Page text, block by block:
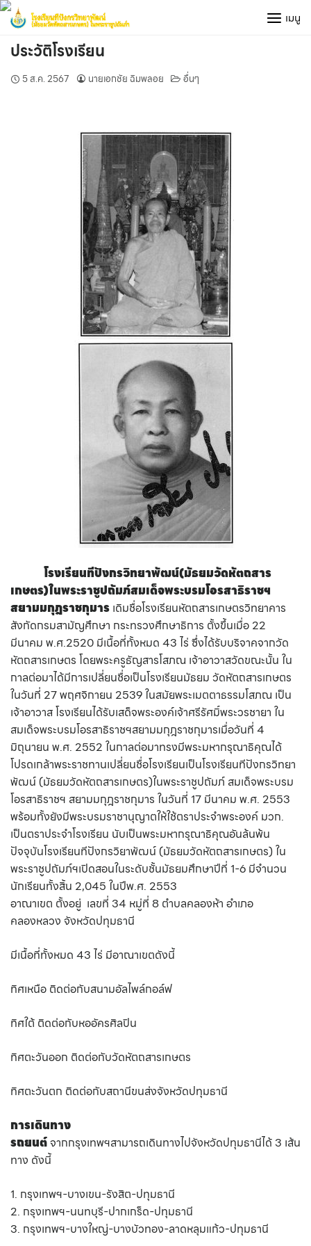
Skip
content
เมนู
ประวัติโรงเรียน
5 ส.ค. 2567 นายเอกชัย ฉิมพลอย อื่นๆ
โรงเรียนทีปังกรวิทยาพัฒน์(มัธยมวัดหัตถสาร
เกษตร)ในพระราชูปถัมภ์สมเด็จพระบรมโอรสาธิราชฯ
สยามมกุฎราชกุมาร เดิมชื่อโรงเรียนหัตถสารเกษตรวิทยาคาร
สังกัดกรมสามัญศึกษา กระทรวงศึกษาธิการ ตั้งขึ้นเมื่อ 22
มีนาคม พ.ศ.2520 มีเนื้อที่ทั้งหมด 43 ไร่ ซึ่งได้รับบริจาคจากวัด
หัตถสารเกษตร โดยพระครูธัญสารโสภณ เจ้าอาวาสวัดขณะนั้น ใน
กาลต่อมาได้มีการเปลี่ยนชื่อเป็นโรงเรียนมัธยม วัดหัตถสารเกษตร
ในวันที่ 27 พฤศจิกายน 2539 ในสมัยพระเมตตาธรรมโสภณ เป็น
เจ้าอาวาส โรงเรียนได้รับเสด็จพระองค์เจ้าศรีรัศมิ์พระวรชายา ใน
สมเด็จพระบรมโอรสาธิราชฯสยามมกุฎราชกุมารเมื่อวันที่ 4
มิถุนายน พ.ศ. 2552 ในกาลต่อมาทรงมีพระมหากรุณาธิคุณได้
โปรดเกล้าพระราชทานเปลี่ยนชื่อโรงเรียนเป็นโรงเรียนทีปังกรวิทยา
พัฒน์ (มัธยมวัดหัตถสารเกษตร)ในพระราชูปถัมภ์ สมเด็จพระบรม
โอรสาธิราชฯ สยามมกุฎราชกุมาร ในวันที่ 17 มีนาคม พ.ศ. 2553
พร้อมทั้งยังมีพระบรมราชานุญาตให้ใช้ตราประจำพระองค์ มวก.
เป็นตราประจำโรงเรียน นับเป็นพระมหากรุณาธิคุณอันล้นพ้น
ปัจจุบันโรงเรียนทีปังกรวิยาพัฒน์ (มัธยมวัดหัตถสารเกษตร) ใน
พระราชูปถัมภ์ฯเปิดสอนในระดับชั้นมัธยมศึกษาปีที่ 1-6 มีจำนวน
นักเรียนทั้งสิ้น 2,045 ในปีพ.ศ. 2553
อาณาเขต ตั้งอยู่ เลขที่ 34 หมู่ที่ 8 ตำบลคลองห้า อำเภอ
คลองหลวง จังหวัดปทุมธานี
มีเนื้อที่ทั้งหมด 43 ไร่ มีอาณาเขตดังนี้
ทิศเหนือ ติดต่อกับสนามอัลไพล์กอล์ฟ
ทิศใต้ ติดต่อกับหออัครศิลปิน
ทิศตะวันออก ติดต่อกับวัดหัตถสารเกษตร
ทิศตะวันตก ติดต่อกับสถานีขนส่งจังหวัดปทุมธานี
การเดินทาง
รถยนต์จากกรุงเทพฯสามารถเดินทางไปจังหวัดปทุมธานีได้ 3 เส้น
ทาง ดังนี้
1. กรุงเทพฯ-บางเขน-รังสิต-ปทุมธานี
2. กรุงเทพฯ-นนทบุรี-ปากเกร็ด-ปทุมธานี
3. กรุงเทพฯ-บางใหญ่-บางบัวทอง-ลาดหลุมแก้ว-ปทุมธานี